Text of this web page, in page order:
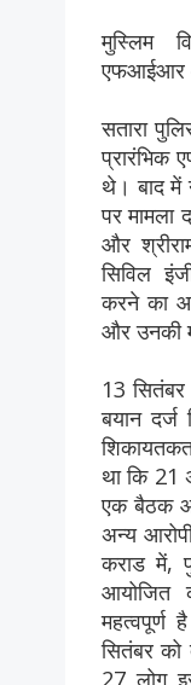
मुस्लिम
एफआईआर
सतारा
प्रारंभिक
थे। बाद में
पर मामला
और
सिविल
करने का
और उनकी
13 सितंबर
बयान
था कि 21
एक बैठक
अन्य
कराड में,
आयोजित
महत्वपूर्ण
सितंबर
27 लोग